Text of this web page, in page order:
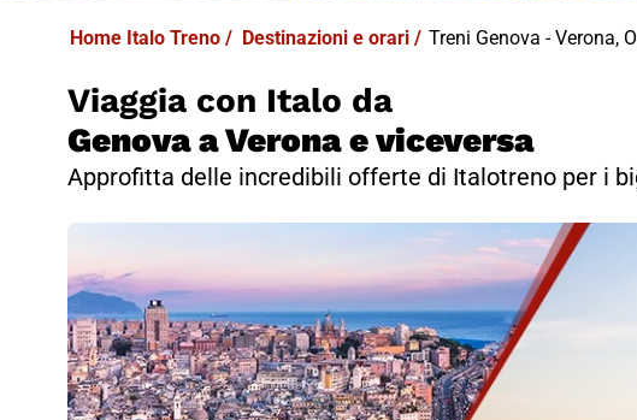
Home Italo Treno / Destinazioni e orari / Treni Genova - Verona,
Viaggia con Italo da
Genova a Verona e viceversa
Approfitta delle incredibili offerte di Italotreno per i